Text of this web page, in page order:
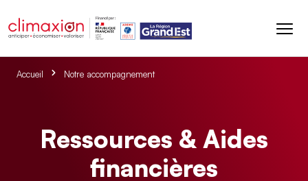
Accueil Notre accompagnement
Ressources & Aides
financières